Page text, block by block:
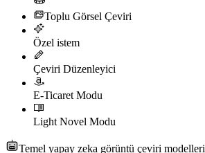
Toplu Görsel Çeviri
Özel istem
Çeviri Düzenleyici
E-Ticaret Modu
Light Novel Modu
Temel yapay zeka görüntü çeviri modelleri